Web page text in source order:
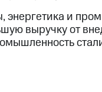
энергетика и
выручку от